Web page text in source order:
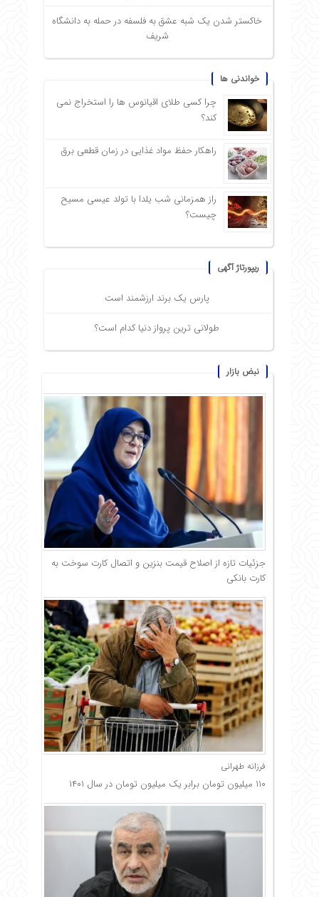
خاکستر شدن یک شبه عشق به فلسفه در حمله به دانشگاه
شریف
خواندنی ها
چرا کسی طلای اقیانوس ها را استخراج نمی
کند؟
راهکار حفظ مواد غذایی در زمان قطعی برق
راز همزمانی شب یلدا با تولد عیسی مسیح
چیست؟
ریپورتاژ آگهی
پارس یک برند ارزشمند است
طولانی ترین پرواز دنیا کدام است؟
نبض بازار
جزئیات تازه از اصلاح قیمت بنزین و اتصال کارت سوخت به
کارت بانکی
فرزانه طهرانی
۱۱۰ میلیون تومان برابر یک میلیون تومان در سال ۱۴۰۱